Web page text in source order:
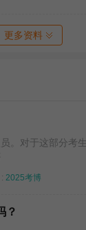
更多资料
对于这部分考
2025考博
？